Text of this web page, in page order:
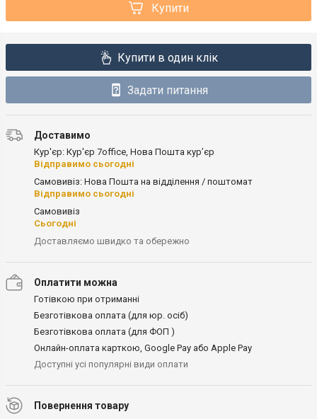
Купити
Купити в один клік
Задати питання
Доставимо
Кур'єр: Кур'єр 7office, Нова Пошта кур’єр
Відправимо сьогодні
Самовивіз: Нова Пошта на відділення / поштомат
Відправимо сьогодні
Самовивіз
Сьогодні
Доставляємо швидко та обережно
Оплатити можна
Готівкою при отриманні
Безготівкова оплата (для юр. осіб)
Безготівкова оплата (для ФОП )
Онлайн-оплата карткою, Google Pay або Apple Pay
Доступні усі популярні види оплати
Повернення товару